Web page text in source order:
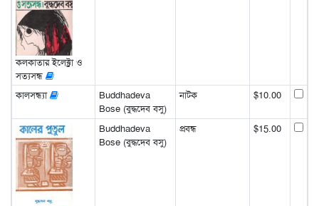
কলকাতার ইলেক্ট্রা ও
সত্যসন্ধ
কালসন্ধ্যা
Buddhadeva
Bose (বুদ্ধদেব বসু)
নাটক $10.00
Buddhadeva
Bose (বুদ্ধদেব বসু)
প্রবন্ধ $15.00